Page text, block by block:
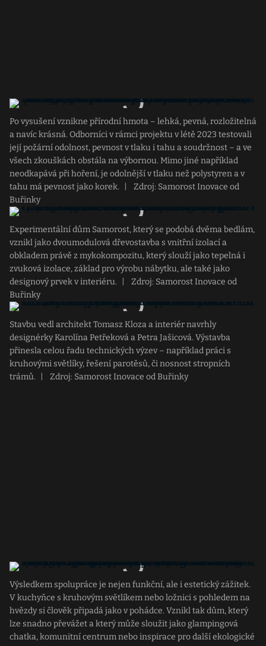
Po vysušení vznikne přírodní hmota – lehká, pevná, rozložitelná
a navíc krásná. Odborníci v rámci projektu v létě 2023 testovali
její požární odolnost, pevnost v tlaku i tahu a soudržnost – a ve
všech zkouškách obstála na výbornou. Mimo jiné například
neodkapává při hoření, je odolnější v tlaku než polystyren a v
tahu má pevnost jako korek.
Zdroj: Samorost Inovace od
Buřinky
Experimentální dům Samorost, který se podobá dvěma bedlám,
vznikl jako dvoumodulová dřevostavba s vnitřní izolací a
obkladem právě z mykokompozitu, který slouží jako tepelná i
zvuková izolace, základ pro výrobu nábytku, ale také jako
designový prvek v interiéru.
Zdroj: Samorost Inovace od
Buřinky
Stavbu vedl architekt Tomasz Kloza a interiér navrhly
designérky Karolína Petřeková a Petra Jašicová. Výstavba
přinesla celou řadu technických výzev – například práci s
kruhovými světlíky, řešení parotěsů, či nosnost stropních
trámů.
Zdroj: Samorost Inovace od Buřinky
Výsledkem spolupráce je nejen funkční, ale i estetický zážitek.
V kuchyňce s kruhovým světlíkem nebo ložnici s pohledem na
hvězdy si člověk připadá jako v pohádce. Vznikl tak dům, který
lze snadno převážet a který může sloužit jako glampingová
chatka, komunitní centrum nebo inspirace pro další ekologické